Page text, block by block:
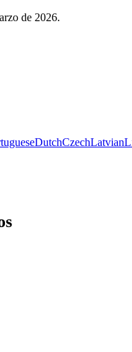
de 2026.
DutchCzechLatvian